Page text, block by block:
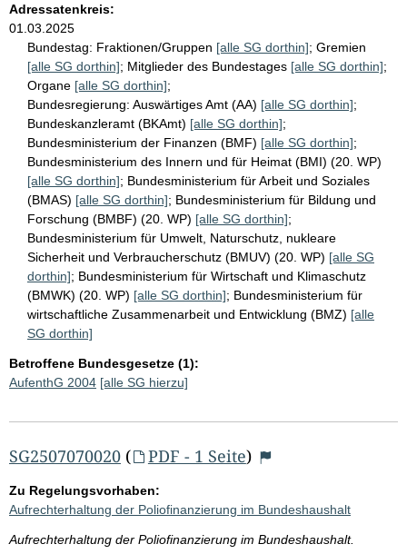
Adressatenkreis:
01.03.2025
Bundestag: Fraktionen/Gruppen [alle SG dorthin]; Gremien
[alle SG dorthin]; Mitglieder des Bundestages [alle SG dorthin];
Organe [alle SG dorthin];
Bundesregierung: Auswärtiges Amt (AA) [alle SG dorthin];
Bundeskanzleramt (BKAmt) [alle SG dorthin];
Bundesministerium der Finanzen (BMF) [alle SG dorthin];
Bundesministerium des Innern und für Heimat (BMI) (20. WP)
[alle SG dorthin]; Bundesministerium für Arbeit und Soziales
(BMAS) [alle SG dorthin]; Bundesministerium für Bildung und
Forschung (BMBF) (20. WP) [alle SG dorthin];
Bundesministerium für Umwelt, Naturschutz, nukleare
Sicherheit und Verbraucherschutz (BMUV) (20. WP) [alle SG
dorthin]; Bundesministerium für Wirtschaft und Klimaschutz
(BMWK) (20. WP) [alle SG dorthin]; Bundesministerium für
wirtschaftliche Zusammenarbeit und Entwicklung (BMZ) [alle
SG dorthin]
Betroffene Bundesgesetze (1):
AufenthG 2004 [alle SG hierzu]
SG2507070020 ( PDF - 1 Seite)
Zu Regelungsvorhaben:
Aufrechterhaltung der Poliofinanzierung im Bundeshaushalt
Aufrechterhaltung der Poliofinanzierung im Bundeshaushalt.